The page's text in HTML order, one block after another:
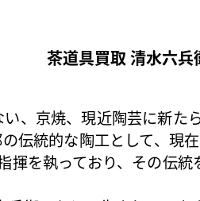
茶道具買取 清水六兵
、京焼、現近陶芸に新た
伝統的な陶工として、現
揮を執っており、その伝